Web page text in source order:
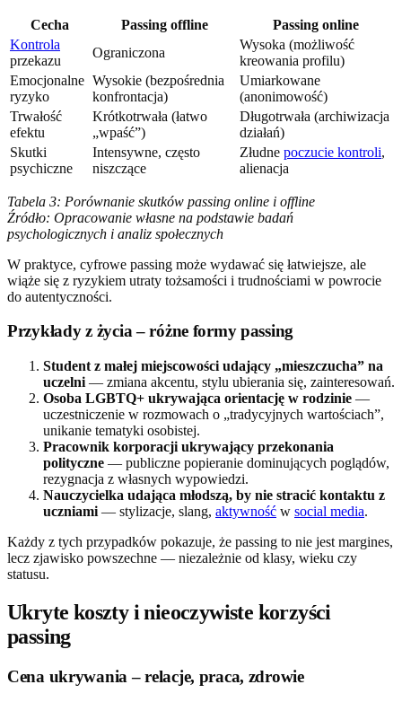
Cecha Passing offline
Passing online
Kontrola
przekazu
Ograniczona
Wysoka (możliwość
kreowania profilu)
Emocjonalne
ryzyko
Wysokie (bezpośrednia
konfrontacja)
Umiarkowane
(anonimowość)
Trwałość
efektu
Krótkotrwała (łatwo
„wpaść”)
Długotrwała (archiwizacja
działań)
Skutki
psychiczne
Intensywne, często
niszczące
Złudne poczucie kontroli,
alienacja
Tabela 3: Porównanie skutków passing online i offline
Źródło: Opracowanie własne na podstawie badań
psychologicznych i analiz społecznych
W praktyce, cyfrowe passing może wydawać się łatwiejsze, ale
wiąże się z ryzykiem utraty tożsamości i trudnościami w powrocie
do autentyczności.
Przykłady z życia – różne formy passing
Student z małej miejscowości udający „mieszczucha” na
uczelni — zmiana akcentu, stylu ubierania się, zainteresowań.
Osoba LGBTQ+ ukrywająca orientację w rodzinie —
uczestniczenie w rozmowach o „tradycyjnych wartościach”,
unikanie tematyki osobistej.
Pracownik korporacji ukrywający przekonania
polityczne — publiczne popieranie dominujących poglądów,
rezygnacja z własnych wypowiedzi.
Nauczycielka udająca młodszą, by nie stracić kontaktu z
uczniami — stylizacje, slang, aktywność w social media.
Każdy z tych przypadków pokazuje, że passing to nie jest margines,
lecz zjawisko powszechne — niezależnie od klasy, wieku czy
statusu.
Ukryte koszty i nieoczywiste korzyści
passing
Cena ukrywania – relacje, praca, zdrowie